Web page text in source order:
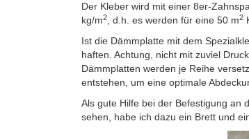
Der Kleber wird mit einer 8er-
kg/m2 , d.h. es werden für eine 50 m2
Ist die Dämmplatte mit dem
haften. Achtung, nicht mit zuviel
Dämmplatten werden je Reihe
entstehen, um eine optimale
Als gute Hilfe bei der Befestigung an
sehen, habe ich dazu ein Brett und